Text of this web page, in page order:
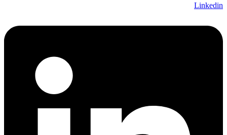
Linkedin